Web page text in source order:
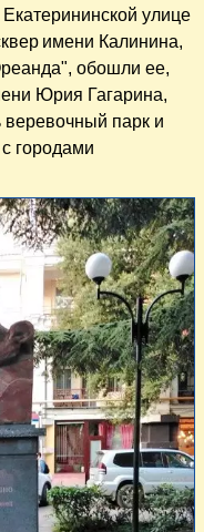
улице
имени Калинина,
обошли ее,
Юрия Гагарина,
веревочный парк и
городами